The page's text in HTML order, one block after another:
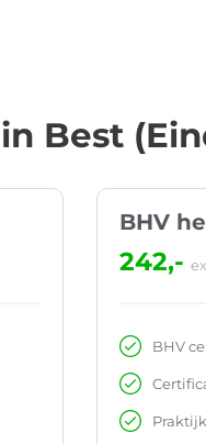
Best
BHV
242,-
BHV